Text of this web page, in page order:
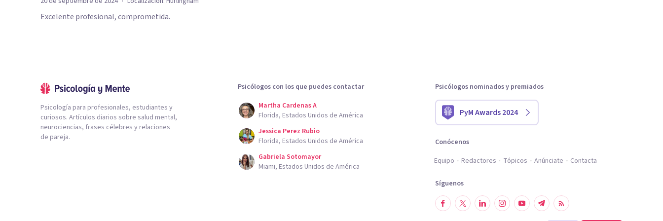
Excelente profesional, comprometida.
Psicología para profesionales, estudiantes y
curiosos. Artículos diarios sobre salud mental,
neurociencias, frases célebres y relaciones
de pareja.
Psicólogos con los que puedes contactar
Martha Cardenas A
Florida, Estados Unidos de América
Jessica Perez Rubio
Florida, Estados Unidos de América
Gabriela Sotomayor
Miami, Estados Unidos de América
Psicólogos nominados y premiados
PyM Awards 2024
Conócenos
Equipo
Redactores Tópicos Anúnciate Contacta
Síguenos